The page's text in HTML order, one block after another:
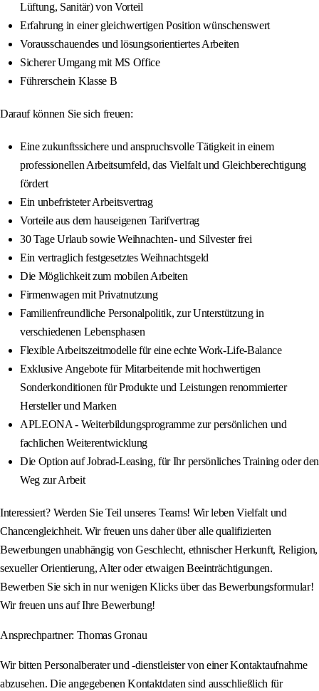
Lüftung, Sanitär) von Vorteil
Erfahrung in einer gleichwertigen Position wünschenswert
Vorausschauendes und lösungsorientiertes Arbeiten
Sicherer Umgang mit MS Office
Führerschein Klasse B
Darauf können Sie sich freuen:
Eine zukunftssichere und anspruchsvolle Tätigkeit in einem
professionellen Arbeitsumfeld, das Vielfalt und Gleichberechtigung
fördert
Ein unbefristeter Arbeitsvertrag
Vorteile aus dem hauseigenen Tarifvertrag
30 Tage Urlaub sowie Weihnachten- und Silvester frei
Ein vertraglich festgesetztes Weihnachtsgeld
Die Möglichkeit zum mobilen Arbeiten
Firmenwagen mit Privatnutzung
Familienfreundliche Personalpolitik, zur Unterstützung in
verschiedenen Lebensphasen
Flexible Arbeitszeitmodelle für eine echte Work-Life-Balance
Exklusive Angebote für Mitarbeitende mit hochwertigen
Sonderkonditionen für Produkte und Leistungen renommierter
Hersteller und Marken
APLEONA - Weiterbildungsprogramme zur persönlichen und
fachlichen Weiterentwicklung
Die Option auf Jobrad-Leasing, für Ihr persönliches Training oder den
Weg zur Arbeit
Interessiert? Werden Sie Teil unseres Teams! Wir leben Vielfalt und
Chancengleichheit. Wir freuen uns daher über alle qualifizierten
Bewerbungen unabhängig von Geschlecht, ethnischer Herkunft, Religion,
sexueller Orientierung, Alter oder etwaigen Beeinträchtigungen.
Bewerben Sie sich in nur wenigen Klicks über das Bewerbungsformular!
Wir freuen uns auf Ihre Bewerbung!
Ansprechpartner: Thomas Gronau
Wir bitten Personalberater und -dienstleister von einer Kontaktaufnahme
abzusehen. Die angegebenen Kontaktdaten sind ausschließlich für